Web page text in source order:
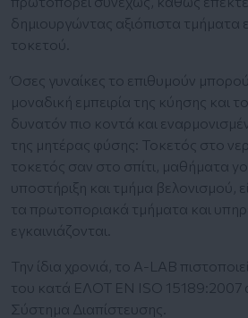
δημιουργώντας αξιόπιστα τμήματα
τοκετού.
Όσες γυναίκες το επιθυμούν
μοναδική εμπειρία της κύησης και
δυνατόν πιο κοντά και
της μητέρας φύσης: Τοκετός στο
τοκετός σαν στο σπίτι, μαθήματα
υποστήριξη και τμήμα βελονισμού,
τα πρωτοποριακά τμήματα και
εγκαινιάζονται.
Την ίδια χρονιά, το A-LAB
του κατά ΕΛΟΤ ΕΝ ISO 15189:2007
Σύστημα Διαπίστευσης.